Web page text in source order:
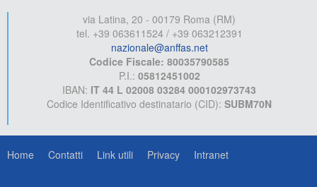
via Latina, 20 - 00179 Roma (RM)
tel. +39 063611524 / +39 063212391
nazionale@anffas.net
Codice Fiscale: 80035790585
P.I.: 05812451002
IBAN: IT 44 L 02008 03284 000102973743
Codice Identificativo destinatario (CID): SUBM70N
Home Contatti Link utili Privacy Intranet